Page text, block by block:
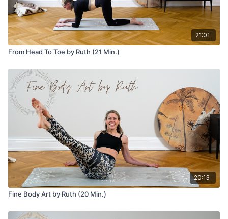
21:01
From Head To Toe by Ruth (21 Min.)
20:13
Fine Body Art by Ruth (20 Min.)